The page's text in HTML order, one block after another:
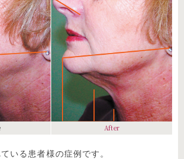
After
いる患者様の症例です。